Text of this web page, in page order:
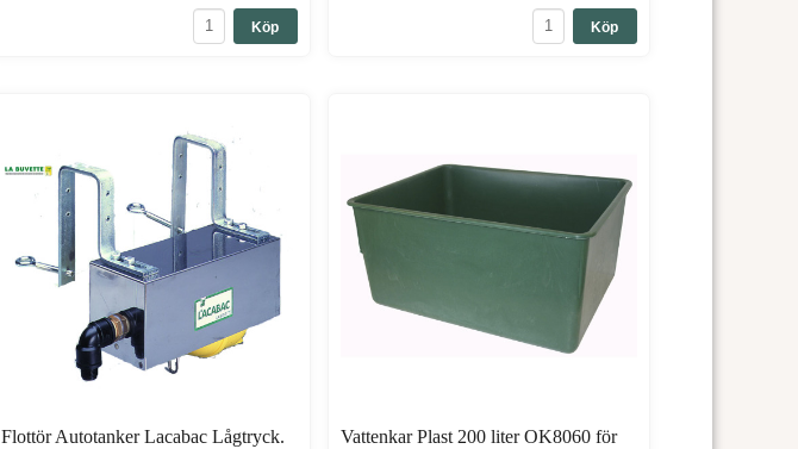
Köp Köp
Flottör Autotanker Lacabac Lågtryck.
Vattenkar Plast 200 liter OK8060 för